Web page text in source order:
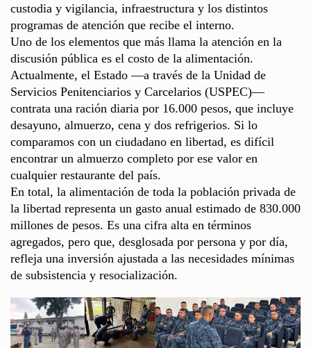
custodia y vigilancia, infraestructura y los distintos
programas de atención que recibe el interno.
Uno de los elementos que más llama la atención en la
discusión pública es el costo de la alimentación.
Actualmente, el Estado —a través de la Unidad de
Servicios Penitenciarios y Carcelarios (USPEC)—
contrata una ración diaria por 16.000 pesos, que incluye
desayuno, almuerzo, cena y dos refrigerios. Si lo
comparamos con un ciudadano en libertad, es difícil
encontrar un almuerzo completo por ese valor en
cualquier restaurante del país.
En total, la alimentación de toda la población privada de
la libertad representa un gasto anual estimado de 830.000
millones de pesos. Es una cifra alta en términos
agregados, pero que, desglosada por persona y por día,
refleja una inversión ajustada a las necesidades mínimas
de subsistencia y resocialización.